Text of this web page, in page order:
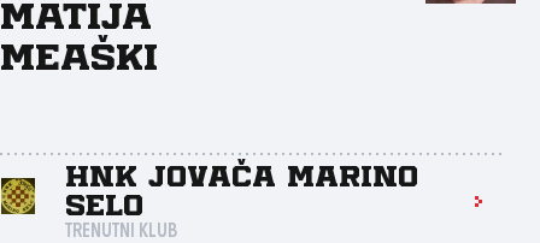
Matija
Meaški
HNK Jovača Marino
Selo
TRENUTNI KLUB